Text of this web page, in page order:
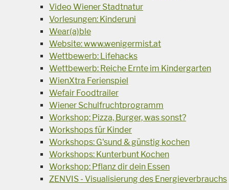
Video Wiener Stadtnatur
Vorlesungen: Kinderuni
Wear(a)ble
Website: www.wenigermist.at
Wettbewerb: Lifehacks
Wettbewerb: Reiche Ernte im Kindergarten
WienXtra Ferienspiel
Wefair Foodtrailer
Wiener Schulfruchtprogramm
Workshop: Pizza, Burger, was sonst?
Workshops für Kinder
Workshops: G'sund & günstig kochen
Workshops: Kunterbunt Kochen
Workshop: Pflanz dir dein Essen
ZENVIS - Visualisierung des Energieverbrauchs